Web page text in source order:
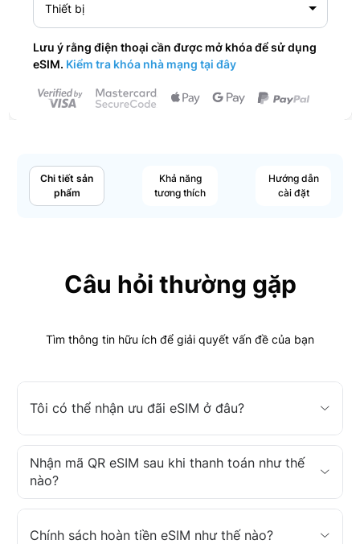
Thiết bị
Lưu ý rằng điện thoại cần được mở khóa để sử dụng
eSIM. Kiểm tra khóa nhà mạng tại đây
Chi tiết sản
phẩm
Khả năng
tương thích
Hướng dẫn
cài đặt
Câu hỏi thường gặp
Tìm thông tin hữu ích để giải quyết vấn đề của bạn
Tôi có thể nhận ưu đãi eSIM ở đâu?
Nhận mã QR eSIM sau khi thanh toán như thế
nào?
Chính sách hoàn tiền eSIM như thế nào?